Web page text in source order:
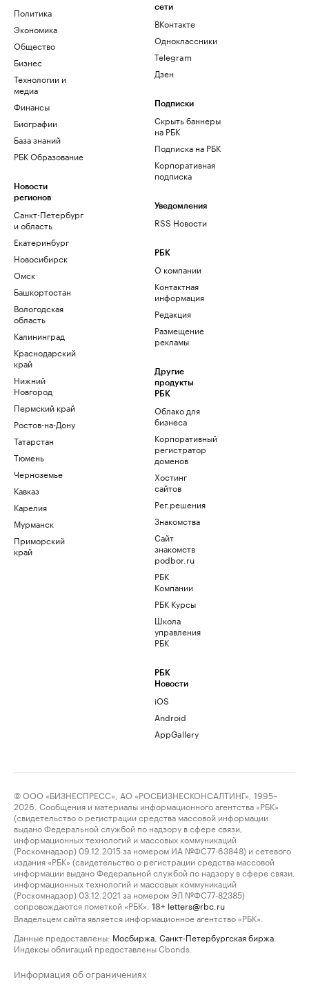
Политика
Экономика
Общество
Бизнес
Технологии и
медиа
Финансы
Биографии
База знаний
РБК Образование
Новости
регионов
Санкт-Петербург
и область
Екатеринбург
Новосибирск
Омск
Башкортостан
Вологодская
область
Калининград
Краснодарский
край
Нижний
Новгород
Пермский край
Ростов-на-Дону
Татарстан
Тюмень
Черноземье
Кавказ
Карелия
Мурманск
Приморский
край
сети
ВКонтакте
Одноклассники
Telegram
Дзен
Подписки
Скрыть баннеры
на РБК
Подписка на РБК
Корпоративная
подписка
Уведомления
RSS Новости
РБК
О компании
Контактная
информация
Редакция
Размещение
рекламы
Другие
продукты
РБК
Облако для
бизнеса
Корпоративный
регистратор
доменов
Хостинг
сайтов
Рег.решения
Знакомства
Сайт
знакомств
podbor.ru
РБК
Компании
РБК Курсы
Школа
управления
РБК
РБК
Новости
iOS
Android
AppGallery
© ООО «БИЗНЕСПРЕСС», АО «РОСБИЗНЕСКОНСАЛТИНГ», 1995–
2026. Сообщения и материалы информационного агентства «РБК»
(свидетельство о регистрации средства массовой информации
выдано Федеральной службой по надзору в сфере связи,
информационных технологий и массовых коммуникаций
(Роскомнадзор) 09.12.2015 за номером ИА №ФС77-63848) и сетевого
издания «РБК» (свидетельство о регистрации средства массовой
информации выдано Федеральной службой по надзору в сфере связи,
информационных технологий и массовых коммуникаций
(Роскомнадзор) 03.12.2021 за номером ЭЛ №ФС77-82385)
сопровождаются пометкой «РБК».
18+ letters@rbc.ru
Владельцем сайта является информационное агентство «РБК».
Данные предоставлены: Мосбиржа Санкт-Петербургская биржа
Индексы облигаций предоставлены Cbonds.
Информация об ограничениях